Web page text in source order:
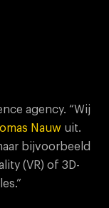
agency. “Wij
Nauw uit.
bijvoorbeeld
(VR) of 3D-